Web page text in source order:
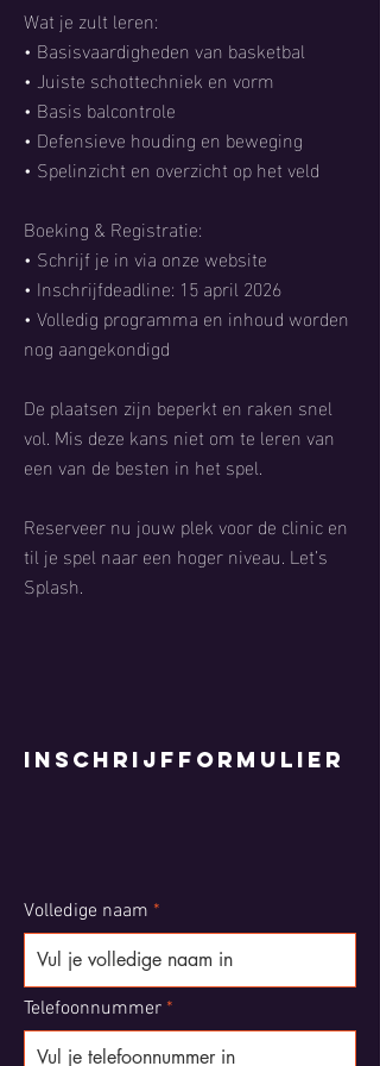
Wat je zult leren:
• Basisvaardigheden van basketbal
• Juiste schottechniek en vorm
• Basis balcontrole
• Defensieve houding en beweging
• Spelinzicht en overzicht op het veld
Boeking & Registratie:
• Schrijf je in via onze website
• Inschrijfdeadline: 15 april 2026
• Volledig programma en inhoud worden
nog aangekondigd
De plaatsen zijn beperkt en raken snel
vol. Mis deze kans niet om te leren van
een van de besten in het spel.
Reserveer nu jouw plek voor de clinic en
til je spel naar een hoger niveau. Let’s
Splash.
Inschrijfformulier
Volledige naam
Telefoonnummer